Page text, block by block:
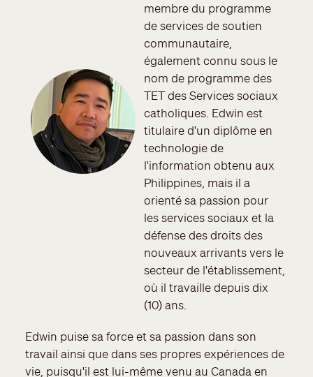
Image
membre du programme
de services de soutien
communautaire,
également connu sous le
nom de programme des
TET des Services sociaux
catholiques. Edwin est
titulaire d'un diplôme en
technologie de
l'information obtenu aux
Philippines, mais il a
orienté sa passion pour
les services sociaux et la
défense des droits des
nouveaux arrivants vers le
secteur de l'établissement,
où il travaille depuis dix
(10) ans.
Edwin puise sa force et sa passion dans son
travail ainsi que dans ses propres expériences de
vie, puisqu'il est lui-même venu au Canada en